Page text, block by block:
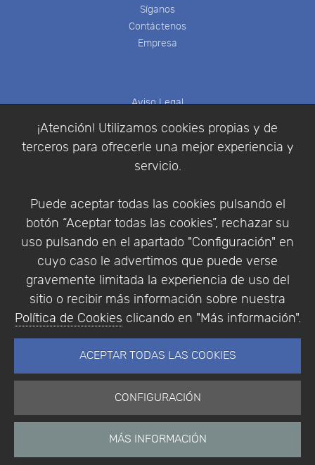
¡Atención! Utilizamos cookies propias y de
terceros para ofrecerle una mejor experiencia y
servicio.
Puede aceptar todas las cookies pulsando el
botón “Aceptar todas las cookies”, rechazar su
uso pulsando en el apartado "Configuración" en
cuyo caso le advertimos que puede verse
gravemente limitada la experiencia de uso del
sitio o recibir más información sobre nuestra
Política de Cookies clicando en "Más información".
ACEPTAR TODAS LAS COOKIES
CONFIGURACIÓN
MÁS INFORMACIÓN
Síganos
Contáctenos
Empresa
Aviso Legal
Política de Privacidad
Condiciones de compra
Identificarse
Empresa|Aviso Legal| Política de Privacidad |
Política de Cookies
© Copyright 1994 - 2026. Addlink Software
Científico, S.L.
Portugal.